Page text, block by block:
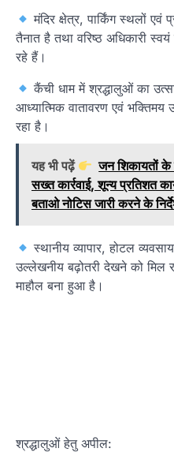
मंदिर क्षेत्र, पार्किंग स्थलों एवं
तैनात है तथा वरिष्ठ अधिकारी
रहे हैं।
कैंची धाम में श्रद्धालुओं का
आध्यात्मिक वातावरण एवं
रहा है।
यह भी पढ़ें
जन शिकायतों के
सख्त कार्रवाई, शून्य प्रतिशत
बताओ नोटिस जारी करने के
स्थानीय व्यापार, होटल
उल्लेखनीय बढ़ोतरी देखने को मिल
माहौल बना हुआ है।
श्रद्धालुओं हेतु अपील: